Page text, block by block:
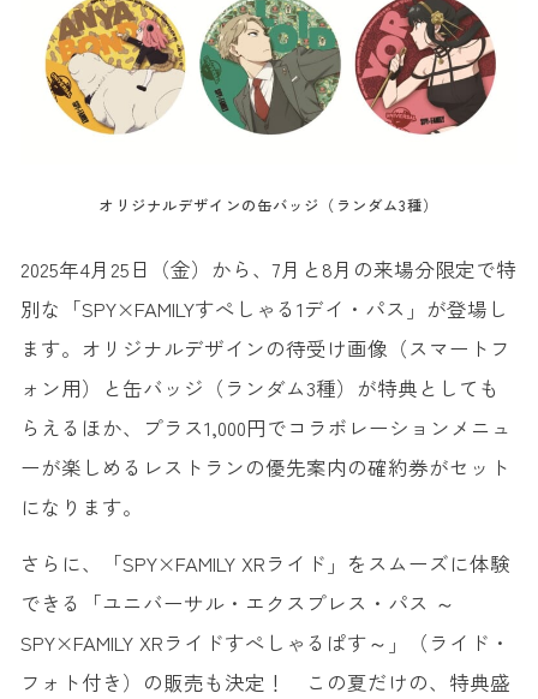
オリジナルデザインの缶バッジ（ランダム3種）
2025年4月25日（金）から、7月と8月の来場分限定で特
別な「SPY×FAMILYすぺしゃる1デイ・パス」が登場し
ます。オリジナルデザインの待受け画像（スマートフ
ォン用）と缶バッジ（ランダム3種）が特典としても
らえるほか、プラス1,000円でコラボレーションメニュ
ーが楽しめるレストランの優先案内の確約券がセット
になります。
さらに、「SPY×FAMILY XRライド」をスムーズに体験
できる「ユニバーサル・エクスプレス・パス ～
SPY×FAMILY XRライドすぺしゃるぱす～」（ライド・
フォト付き）の販売も決定！ この夏だけの、特典盛